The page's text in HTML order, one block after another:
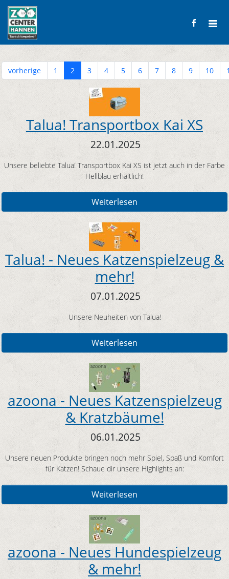
vorherige 1 2 3 4 5 6 7 8 9 10
Talua! Transportbox Kai XS
22.01.2025
Unsere beliebte Talua! Transportbox Kai XS ist jetzt auch in der Farbe
Hellblau erhältlich!
Weiterlesen
Talua! - Neues Katzenspielzeug &
mehr!
07.01.2025
Unsere Neuheiten von Talua!
Weiterlesen
azoona - Neues Katzenspielzeug
& Kratzbäume!
06.01.2025
Unsere neuen Produkte bringen noch mehr Spiel, Spaß und Komfort
für Katzen! Schaue dir unsere Highlights an:
Weiterlesen
azoona - Neues Hundespielzeug
& mehr!